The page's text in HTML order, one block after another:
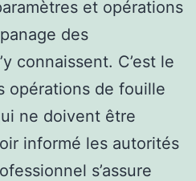
et opérations
des
connaissent. C’est le
opérations de fouille
ne doivent être
informé les autorités
s’assure